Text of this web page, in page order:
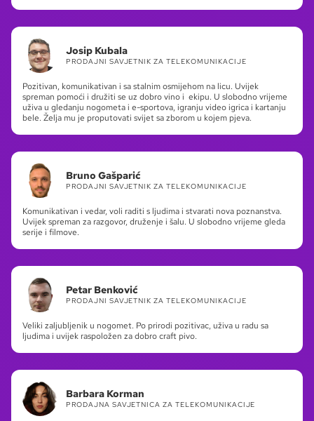
Josip Kubala
PRODAJNI SAVJETNIK ZA TELEKOMUNIKACIJE
Pozitivan, komunikativan i sa stalnim osmijehom na licu. Uvijek
spreman pomoći i družiti se uz dobro vino i ekipu. U slobodno vrijeme
uživa u gledanju nogometa i e-sportova, igranju video igrica i kartanju
bele. Želja mu je proputovati svijet sa zborom u kojem pjeva.
Bruno Gašparić
PRODAJNI SAVJETNIK ZA TELEKOMUNIKACIJE
Komunikativan i vedar, voli raditi s ljudima i stvarati nova poznanstva.
Uvijek spreman za razgovor, druženje i šalu. U slobodno vrijeme gleda
serije i filmove.
Petar Benković
PRODAJNI SAVJETNIK ZA TELEKOMUNIKACIJE
Veliki zaljubljenik u nogomet. Po prirodi pozitivac, uživa u radu sa
ljudima i uvijek raspoložen za dobro craft pivo.
Barbara Korman
PRODAJNA SAVJETNICA ZA TELEKOMUNIKACIJE